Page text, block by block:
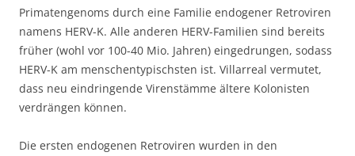
Primatengenoms durch eine Familie endogener Retroviren
namens HERV-K. Alle anderen HERV-Familien sind bereits
früher (wohl vor 100-40 Mio. Jahren) eingedrungen, sodass
HERV-K am menschentypischsten ist. Villarreal vermutet,
dass neu eindringende Virenstämme ältere Kolonisten
verdrängen können.
Die ersten endogenen Retroviren wurden in den